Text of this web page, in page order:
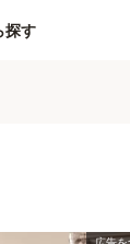
探す